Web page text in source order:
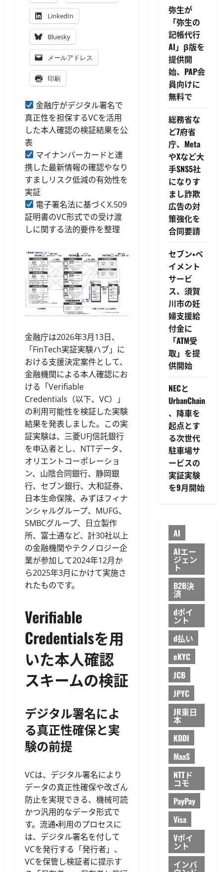
LinkedIn
Bluesky
メールアドレス
印刷
金融庁がデジタル署名で
真正性を担保するVCを活用
した本人確認の検証結果を公
表
マイナンバーカードと連
携した最新情報の確認やなり
すましリスク低減の有効性を
実証
電子署名法に基づくX.509
証明書のVC形式での受け渡
しに関する法的要件を整理
金融庁は2026年3月13日、
「FinTech実証実験ハブ」に
おける支援決定案件として、
金融機関による本人確認にお
ける「Verifiable
Credentials（以下、VC）」
の利用可能性を検証した実験
結果を発表しました。この実
証実験は、三菱UFJ信託銀行
を申込者とし、NTTデータ、
オリエントコーポレーショ
ン、山陰合同銀行、静岡銀
行、セブン銀行、大和証券、
日本生命保険、みずほフィナ
ンシャルグループ、MUFG、
SMBCグループ、日立製作
所、富士通など、計30社以上
の金融機関やテクノロジー企
業が参加して2024年12月か
ら2025年3月にかけて実施さ
れたものです。
Verifiable
Credentialsを用
いた本人確認
スキームの検証
デジタル署名によ
る真正性確保と実
験の前提
VCは、デジタル署名により
データの真正性確保や改ざん
防止を実現できる、機械可読
かつ汎用的なデータ形式で
す。流通・利用のプロセスに
は、デジタル署名を付して
VCを発行する「発行者」、
VCを保管し検証者に提示す
弥生が
「弥生の
記帳代行
AI」β版を
提供開
始、PAP会
員向けに
無料で
総務省な
ど7府省
庁、Meta
やXなど大
手SNS5社
になりす
まし詐欺
広告の対
策強化を
合同要請
セブン・ペ
イメント
サービ
ス、須賀
川市の妊
婦支援給
付金に
「ATM受
取」を提
供開始
NECと
UrbanChain
、降車を
起点とす
る次世代
駐車場サ
ービスの
実証実験
を9月開始
AI
AIエー
ジェン
ト
B2B決
済
dポイ
ント
d払い
eKYC
JCB
JPYC
JR東日
本
KDDI
MaaS
NTTド
コモ
PayPay
Visa
Vポイ
ント
インバ